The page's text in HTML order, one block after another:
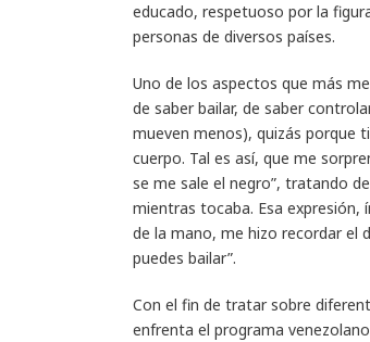
educado, respetuoso por la
personas de diversos países.
Uno de los aspectos que más
de saber bailar, de saber
mueven menos), quizás porque
cuerpo. Tal es así, que me
se me sale el negro”, tratando
mientras tocaba. Esa expresión,
de la mano, me hizo recordar el
puedes bailar”.
Con el fin de tratar sobre
enfrenta el programa